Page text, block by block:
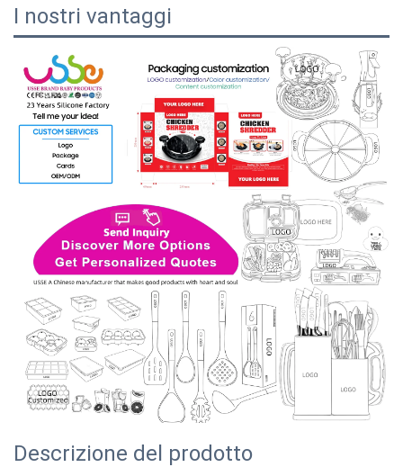
I nostri vantaggi
Descrizione del prodotto